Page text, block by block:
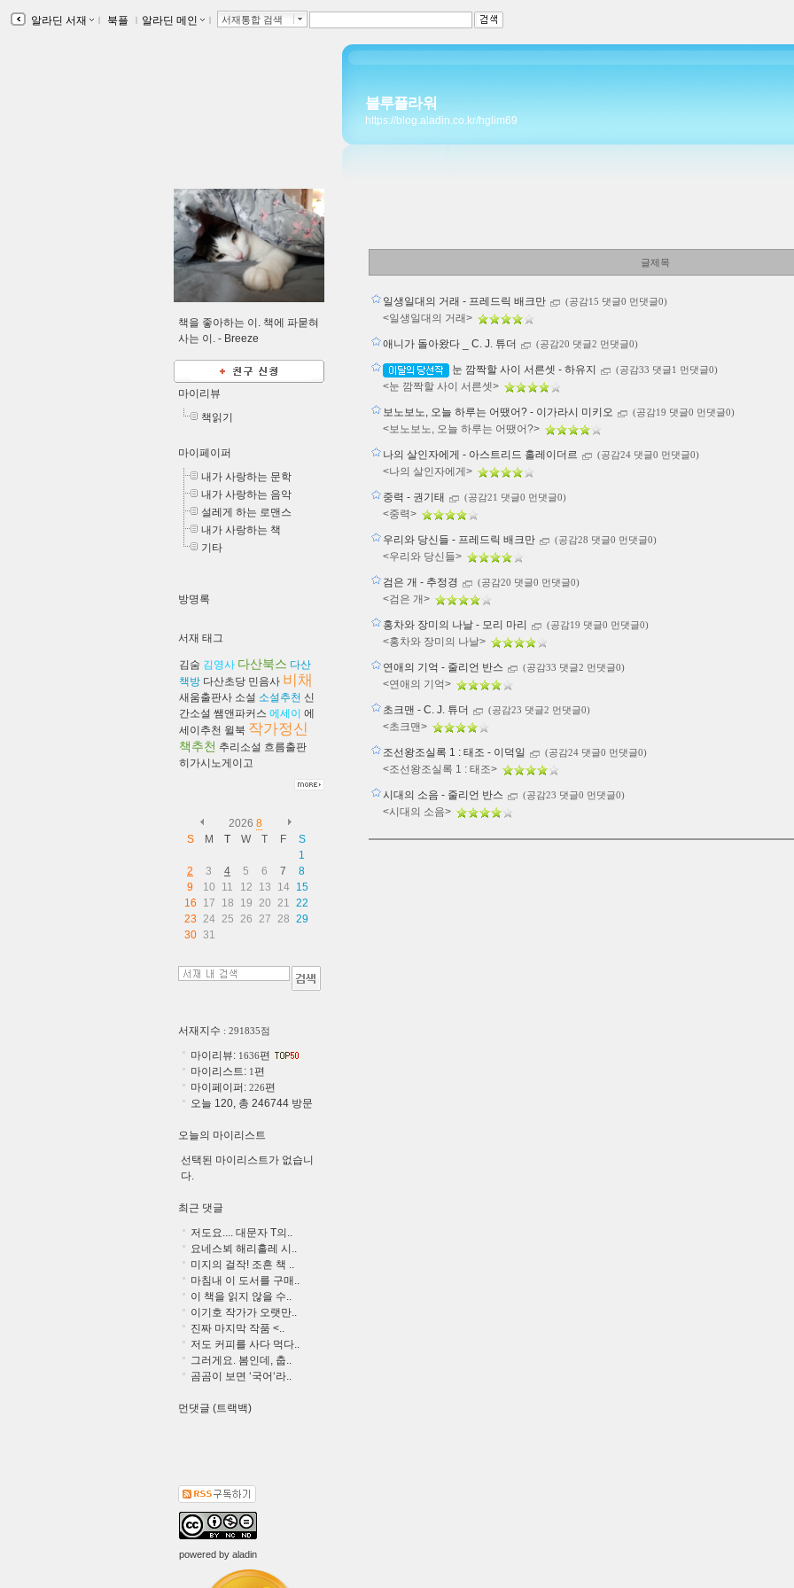
알라딘 서재 ｌ 북플 ｌ 알라딘 메인 ｌ 서재통합 검색
블루플라워
https://blog.aladin.co.kr/hglim69
글제목
일생일대의 거래 - 프레드릭 배크만 (공감15 댓글0 먼댓글0)
<일생일대의 거래>
애니가 돌아왔다 _ C. J. 튜더 (공감20 댓글2 먼댓글0)
눈 깜짝할 사이 서른셋 - 하유지 (공감33 댓글1 먼댓글0)
<눈 깜짝할 사이 서른셋>
보노보노, 오늘 하루는 어땠어? - 이가라시 미키오 (공감19 댓글0 먼댓글0)
<보노보노, 오늘 하루는 어땠어?>
나의 살인자에게 - 아스트리드 홀레이더르 (공감24 댓글0 먼댓글0)
<나의 살인자에게>
중력 - 권기태 (공감21 댓글0 먼댓글0)
<중력>
우리와 당신들 - 프레드릭 배크만 (공감28 댓글0 먼댓글0)
<우리와 당신들>
검은 개 - 추정경 (공감20 댓글0 먼댓글0)
<검은 개>
홍차와 장미의 나날 - 모리 마리 (공감19 댓글0 먼댓글0)
<홍차와 장미의 나날>
연애의 기억 - 줄리언 반스 (공감33 댓글2 먼댓글0)
<연애의 기억>
초크맨 - C. J. 튜더 (공감23 댓글2 먼댓글0)
<초크맨>
조선왕조실록 1 : 태조 - 이덕일 (공감24 댓글0 먼댓글0)
<조선왕조실록 1 : 태조>
시대의 소음 - 줄리언 반스 (공감23 댓글0 먼댓글0)
<시대의 소음>
책을 좋아하는 이. 책에 파묻혀
사는 이. - Breeze
마이리뷰
책읽기
마이페이퍼
내가 사랑하는 문학
내가 사랑하는 음악
설레게 하는 로맨스
내가 사랑하는 책
기타
방명록
서재 태그
김숨 김영사 다산북스 다산
책방 다산초당 민음사 비채
새움출판사 소설 소설추천 신
간소설 쌤앤파커스 에세이 에
세이추천 윌북 작가정신
책추천 추리소설 흐름출판
히가시노게이고
2026 8
S
M T W T F
S
1
2
3 4 5 6 7
8
9
10 11 12 13 14
15
16
17 18 19 20 21
22
23
24 25 26 27 28 29
30 31
서재지수 : 291835점
마이리뷰: 1636편
마이리스트: 1 편
마이페이퍼: 226편
오늘 120, 총 246744 방문
오늘의 마이리스트
선택된 마이리스트가 없습니
다.
최근 댓글
저도요.... 대문자 T의..
요네스뵈 해리홀레 시..
미지의 걸작! 조흔 책 ..
마침내 이 도서를 구매..
이 책을 읽지 않을 수..
이기호 작가가 오랫만..
진짜 마지막 작품 <..
저도 커피를 사다 먹다..
그러게요. 봄인데, 춥..
곰곰이 보면 ‘국어‘라..
먼댓글 (트랙백)
powered by aladin